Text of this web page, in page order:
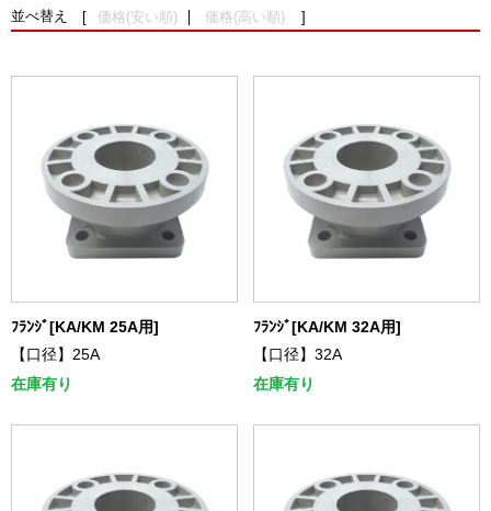
並べ替え 価格(安い順) 価格(高い順)
ﾌﾗﾝｼﾞ[KA/KM 25A用]
【口径】25A
在庫有り
ﾌﾗﾝｼﾞ[KA/KM 32A用]
【口径】32A
在庫有り